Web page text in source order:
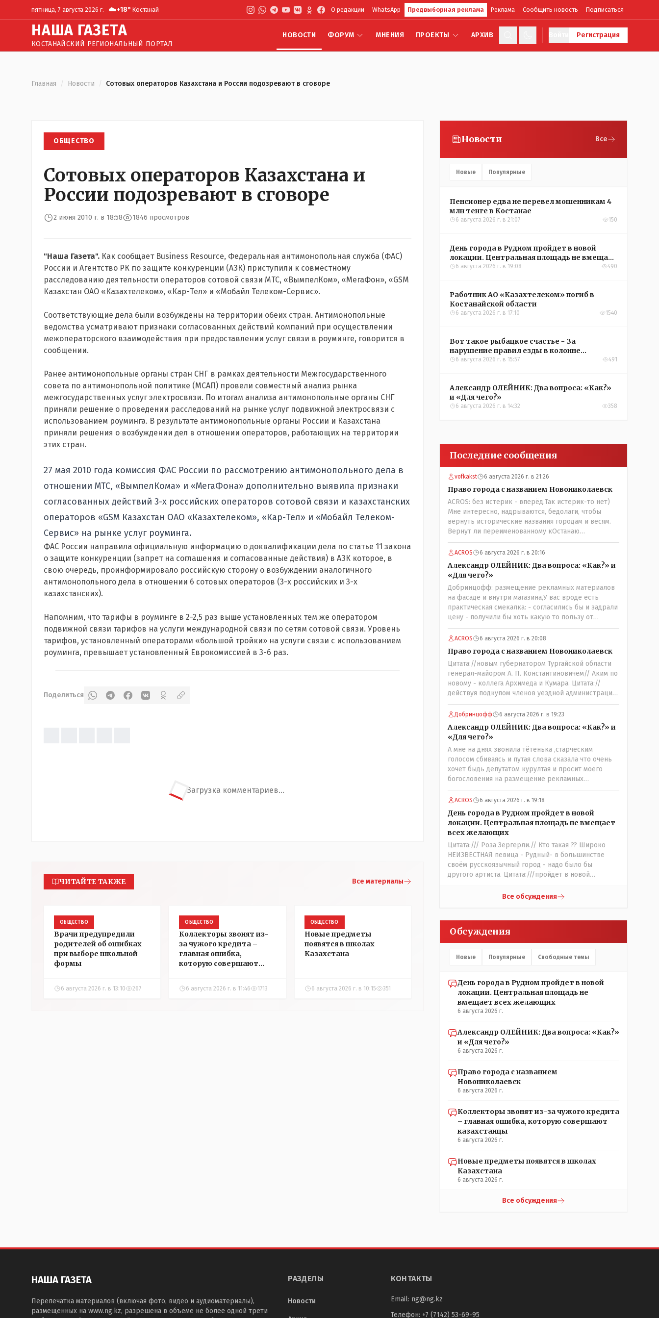
пятница, 7 августа 2026 г. ☁️+18° Костанай О редакции WhatsApp Предвыборная реклама Реклама Сообщить новость Подписаться
НАША ГАЗЕТА
КОСТАНАЙСКИЙ РЕГИОНАЛЬНЫЙ ПОРТАЛ
НОВОСТИ ФОРУМ МНЕНИЯ ПРОЕКТЫ АРХИВ Регистрация
Главная / Новости / Сотовых операторов Казахстана и России подозревают в сговоре
ОБЩЕСТВО
Сотовых операторов Казахстана и
России подозревают в сговоре
2 июня 2010 г. в 18:58 1846 просмотров
"Наша Газета". Как сообщает Business Resource, Федеральная антимонопольная служба (ФАС)
России и Агентство РК по защите конкуренции (АЗК) приступили к совместному
расследованию деятельности операторов сотовой связи МТС, «ВымпелКом», «МегаФон», «GSM
Казахстан ОАО «Казахтелеком», «Кар-Тел» и «Мобайл Телеком-Сервис».
Соответствующие дела были возбуждены на территории обеих стран. Антимонопольные
ведомства усматривают признаки согласованных действий компаний при осуществлении
межоператорского взаимодействия при предоставлении услуг связи в роуминге, говорится в
сообщении.
Ранее антимонопольные органы стран СНГ в рамках деятельности Межгосударственного
совета по антимонопольной политике (МСАП) провели совместный анализ рынка
межгосударственных услуг электросвязи. По итогам анализа антимонопольные органы СНГ
приняли решение о проведении расследований на рынке услуг подвижной электросвязи с
использованием роуминга. В результате антимонопольные органы России и Казахстана
приняли решения о возбуждении дел в отношении операторов, работающих на территории
этих стран.
27 мая 2010 года комиссия ФАС России по рассмотрению антимонопольного дела в
отношении МТС, «ВымпелКома» и «МегаФона» дополнительно выявила признаки
согласованных действий 3-х российских операторов сотовой связи и казахстанских
операторов «GSM Казахстан ОАО «Казахтелеком», «Кар-Тел» и «Мобайл Телеком-
Сервис» на рынке услуг роуминга.
ФАС России направила официальную информацию о доквалификации дела по статье 11 закона
о защите конкуренции (запрет на соглашения и согласованные действия) в АЗК которое, в
свою очередь, проинформировало российскую сторону о возбуждении аналогичного
антимонопольного дела в отношении 6 сотовых операторов (3-х российских и 3-х
казахстанских).
Напомним, что тарифы в роуминге в 2-2,5 раз выше установленных тем же оператором
подвижной связи тарифов на услуги международной связи по сетям сотовой связи. Уровень
тарифов, установленный операторами «большой тройки» на услуги связи с использованием
роуминга, превышает установленный Еврокомиссией в 3-6 раз.
Поделиться
Загрузка комментариев...
ЧИТАЙТЕ ТАКЖЕ Все материалы
ОБЩЕСТВО
Врачи предупредили
родителей об ошибках
при выборе школьной
формы
6 августа 2026 г. в 13:10 267
ОБЩЕСТВО
Коллекторы звонят из-
за чужого кредита –
главная ошибка,
которую совершают
6 августа 2026 г. в 11:46 1713
ОБЩЕСТВО
Новые предметы
появятся в школах
Казахстана
6 августа 2026 г. в 10:15 351
Новости Все
Новые Популярные
Пенсионер едва не перевел мошенникам 4
млн тенге в Костанае
6 августа 2026 г. в 21:07 150
День города в Рудном пройдет в новой
локации. Центральная площадь не вмещает
всех желающих
6 августа 2026 г. в 19:08 490
Работник АО «Казахтелеком» погиб в
Костанайской области
6 августа 2026 г. в 17:10 1540
Вот такое рыбацкое счастье - За
нарушение правил езды в колонне
оштрафовали участников соревнований в
6 августа 2026 г. в 15:57 491
Александр ОЛЕЙНИК: Два вопроса: «Как?»
и «Для чего?»
6 августа 2026 г. в 14:32 358
Последние сообщения
vofkakst 6 августа 2026 г. в 21:26
Право города с названием Новониколаевск
ACROS: без истерик - вперёд.Так истерик-то нет)
Мне интересно, надрываются, бедолаги, чтобы
вернуть исторические названия городам и весям.
Вернут ли переименованному кОстанаю
историческое имя? Ведь для этого же эти она..
ономасты существуют)) Или тут тоже двойной
ACROS 6 августа 2026 г. в 20:16
Александр ОЛЕЙНИК: Два вопроса: «Как?» и
«Для чего?»
Добринцофф: размещение рекламных материалов
на фасаде и внутри магазина,У вас вроде есть
практическая смекалка: - согласились бы и задрали
цену - получили бы хоть какую то пользу от
будущих депутатов, как говориться- с паршивой
овцы хоть шерсти клок, тем более эта тётенька
партийных денег.- думаю сильно не торговалась
бы.
ACROS 6 августа 2026 г. в 20:08
Право города с названием Новониколаевск
Цитата://новым губернатором Тургайской области
генерал-майором А. П. Константиновичем// Аким по
новому - коллега Архимеда и Кумара. Цитата://
действуя подкупом членов уездной администрации,
о// Цитата://Последовала спекуляция земельными
участками,// Интересно: - тогда был
антикорруционный комитет ??? Цитата:///
киргизское население // Казахи. Цитата://
Административный персонал в 1885 году состоял из
уездного начальника, старшего и младшего
помощников и двух письмоводителей, в уездном
управлении выделились отделы полиции, суда и
городской управы. Имелись уездный и
ветеринарный врачи, повивальная бабка,
фельдшер, открылась аптека.// Областной акимат -
по нынешнему. Цитата:///В честь основателя города
Константиновича в Костанае не назвали улицу и не
установили памятник.// vofkakst: Где ономасты,
которые топят за возвращение исторических
названий?Какие проблемы, почему кто то должен
делать что то за вас- - выдвинете идею, создайте
инициативную группу, напишите ходатайство в
гор.маслихат и без истерик - вперёд. Под лежачий
нужны русскоязычные ономасты - я думаю они
Добринцофф 6 августа 2026 г. в 19:23
Александр ОЛЕЙНИК: Два вопроса: «Как?» и
«Для чего?»
А мне на днях звонила тётенька ,старческим
голосом сбиваясь и путая слова сказала что очень
хочет быдь депутатом курултая и просит моего
богословения на размещение рекламных
материалов на фасаде и внутри магазина,на что я ей
честно сказал,что от вас даромедов пользы для
людей нет никакой,а потому использовать мой
магазин как платформу для раздачи пустых
обещаний я не позволю,на это разговор и
закончился.
ACROS 6 августа 2026 г. в 19:18
День города в Рудном пройдет в новой
локации. Центральная площадь не вмещает
всех желающих
Цитата:/// Роза Зергерли.// Кто такая ?? Широко
НЕИЗВЕСТНАЯ певица - Рудный- в большинстве
своём русскоязычный город - надо было бы
другого артиста. Цитата:///пройдет в новой
другом месте..." - нельзя было.???
Все обсуждения
Обсуждения
Новые Популярные Свободные темы
День города в Рудном пройдет в новой
локации. Центральная площадь не
вмещает всех желающих
6 августа 2026 г.
Александр ОЛЕЙНИК: Два вопроса: «Как?»
и «Для чего?»
6 августа 2026 г.
Право города с названием
Новониколаевск
6 августа 2026 г.
Коллекторы звонят из-за чужого кредита
– главная ошибка, которую совершают
казахстанцы
6 августа 2026 г.
Новые предметы появятся в школах
Казахстана
6 августа 2026 г.
Все обсуждения
НАША ГАЗЕТА
Перепечатка материалов (включая фото, видео и аудиоматериалы),
размещенных на www.ng.kz, разрешена в объеме не более одной трети
РАЗДЕЛЫ
Новости
КОНТАКТЫ
Email: ng@ng.kz
Телефон: +7 (7142) 53-69-95